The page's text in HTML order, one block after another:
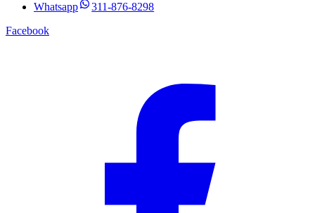
Whatsapp
311-876-8298
Facebook